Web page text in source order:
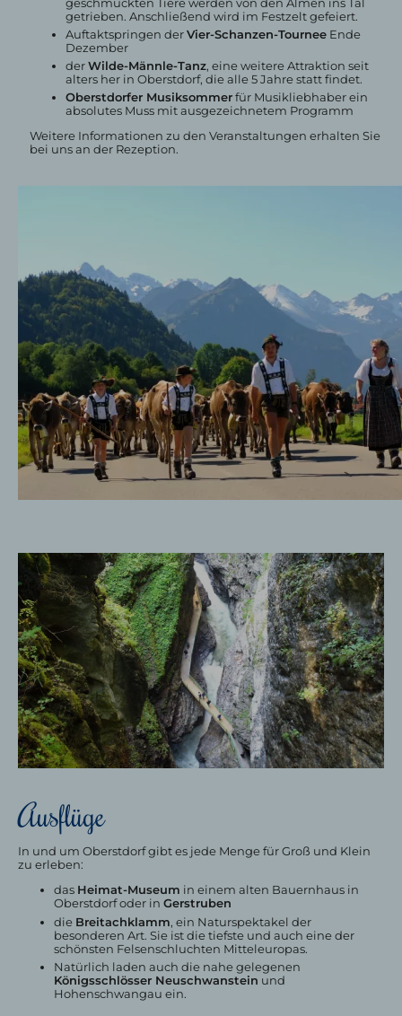
getrieben. Anschließend wird im Festzelt gefeiert.
Auftaktspringen derVier-Schanzen-Tournee Ende
Dezember
derWilde-Männle-Tanz, eine weitere Attraktion seit
alters her in Oberstdorf, die alle 5 Jahre statt findet.
Oberstdorfer Musiksommerfür Musikliebhaber ein
absolutes Muss mit ausgezeichnetem Programm
Weitere Informationen zu den Veranstaltungen erhalten Sie
bei uns an der Rezeption.
Ausflüge
In und um Oberstdorf gibt es jede Menge für Groß und Klein
zu erleben:
das Heimat-Museum in einem alten Bauernhaus in
Oberstdorf oder in Gerstruben
die Breitachklamm, ein Naturspektakel der
besonderen Art. Sie ist die tiefste und auch eine der
schönsten Felsenschluchten Mitteleuropas.
Natürlich laden auch die nahe gelegenen
Königsschlösser Neuschwanstein und
Hohenschwangau ein.